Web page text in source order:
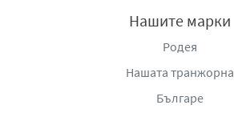
Нашите марки
Родея
Нашата транжорна
Българе